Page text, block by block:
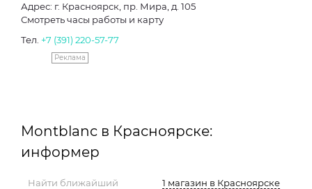
Адрес: г. Красноярск, пр. Мира, д. 105
Смотреть часы работы и карту
Тел. +7 (391) 220-57-77
Реклама
Montblanc в Красноярске:
информер
Найти ближайший
1 магазин в Красноярске